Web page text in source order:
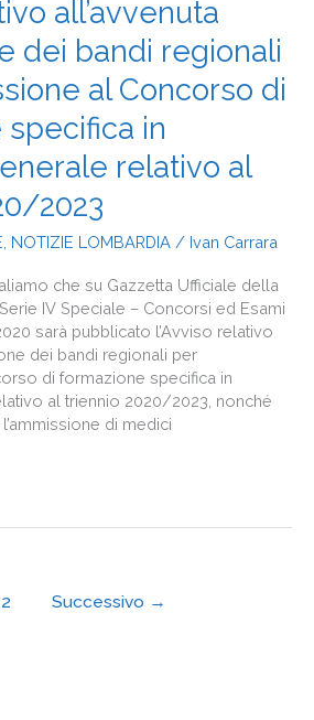
all’avvenuta
dei bandi regionali
al Concorso di
in
relativo al
2023
NOTIZIE LOMBARDIA / Ivan Carrara
che su Gazzetta Ufficiale della
IV Speciale – Concorsi ed Esami
sarà pubblicato l’Avviso relativo
dei bandi regionali per
di formazione specifica in
al triennio 2020/2023, nonché
di medici
2 Successivo →